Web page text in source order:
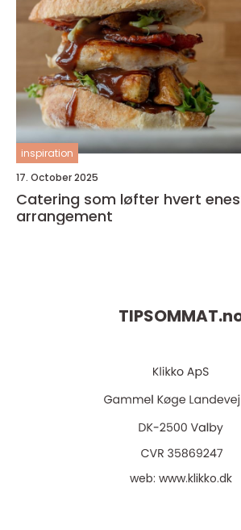
inspiration
17. October 2025
Catering som løfter hvert
arrangement
TIPSOMMAT.
web: www.klikko.dk